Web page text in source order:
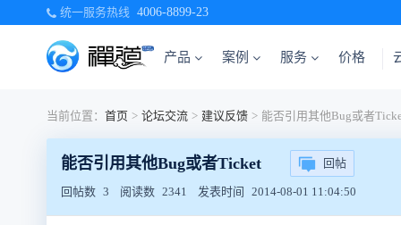
统一服务热线 4006-8899-23
产品 案例 服务 价格
当前位置： 首页 > 论坛交流 > 建议反馈 > 能否引用其他Bug或者
能否引用其他Bug或者Ticket 回帖
回帖数 3 阅读数 2341 发表时间 2014-08-01 11:04:50